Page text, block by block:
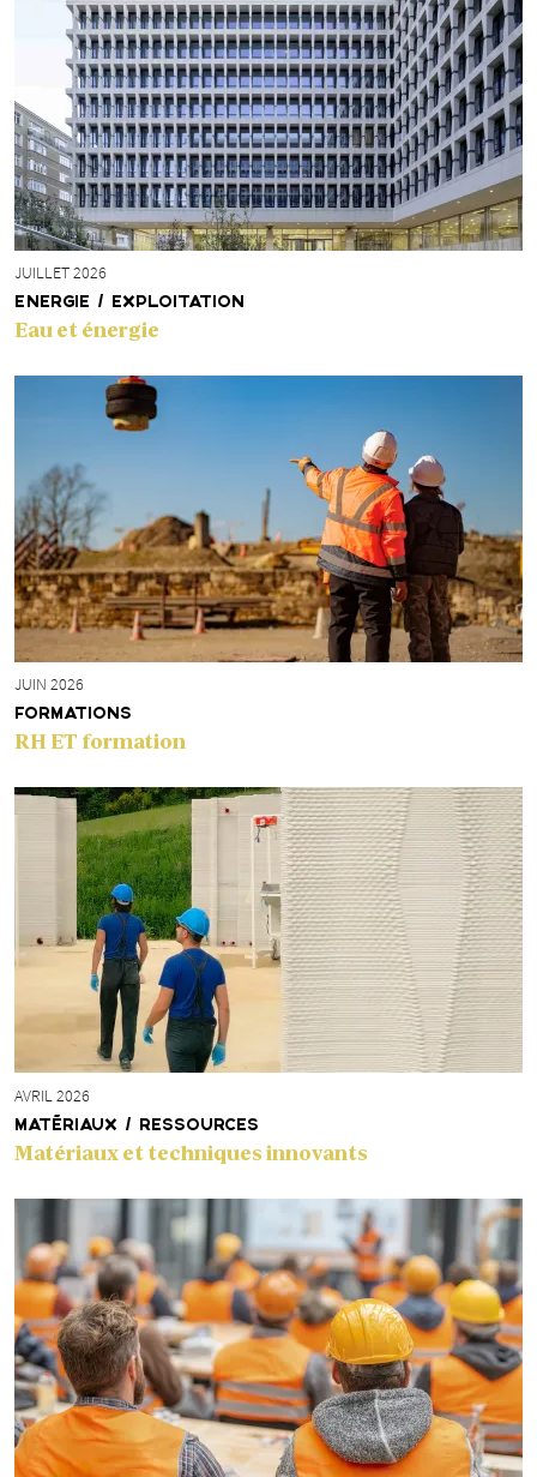
JUILLET 2026
ENERGIE / EXPLOITATION
Eau et énergie
JUIN 2026
FORMATIONS
RH ET formation
AVRIL 2026
MATÉRIAUX / RESSOURCES
Matériaux et techniques innovants